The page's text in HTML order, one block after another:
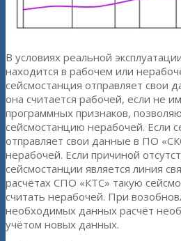
В условиях реальной
находится в рабочем или
сейсмостанция отправляет свои
она считается рабочей, если не
программных признаков,
сейсмостанцию нерабочей. Если
отправляет свои данные в ПО
нерабочей. Если причиной
сейсмостанции является линия
расчётах СПО «КТС» такую
считать нерабочей. При
необходимых данных расчёт
учётом новых данных.